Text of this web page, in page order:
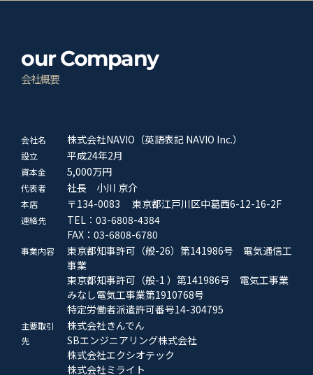
ourCompany
会社概要
会社名 株式会社NAVIO（英語表記 NAVIO Inc.）
設立 平成24年2月
資本金 5,000万円
代表者 社長 小川 京介
本店 〒134-0083 東京都江戸川区中葛西6-12-16-2F
連絡先
TEL：03-6808-4384
FAX：03-6808-6780
事業内容
東京都知事許可（般-26）第141986号 電気通信工
事業
東京都知事許可（般-1 ）第141986号 電気工事業
みなし電気工事業第1910768号
特定労働者派遣許可番号14-304795
主要取引
先
株式会社きんでん
SBエンジニアリング株式会社
株式会社エクシオテック
株式会社ミライト